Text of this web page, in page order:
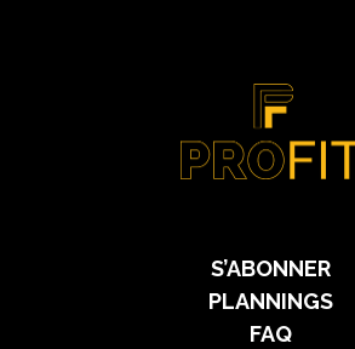
S’ABONNER
PLANNINGS
FAQ